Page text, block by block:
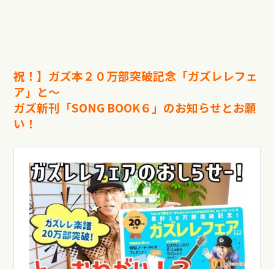
祝！】ガズ本２０万部突破記念「ガズレレフェ
ア」と〜
ガズ新刊「SONG BOOK６」のお知らせとお願
い！